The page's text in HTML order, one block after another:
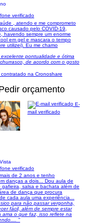
verificado
, atendo e me comprometo
causado pelo COVID-19,
havendo sempre um enorme
em gel e mascara o tempo
utilizei). Eu me chamo
pontualidade e ótima
de acordo com o gosto
contratado na Cronoshare
orçamento
E-
mail verificado
verificado
de 2 anos e tenho
danças a dois... Dou aula de
salsa e bachata além de
de dança que procura
cada aula uma experiência...
para não passar vergonha,
fácil, além de sempre estar
o que faz, isso reflete na
"